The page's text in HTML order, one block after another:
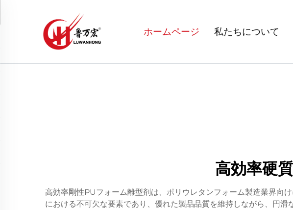
ホームページ 私たちについて
高効率硬
高効率剛性PUフォーム離型剤は、ポリウレタンフォーム製造業界向
における不可欠な要素であり、優れた製品品質を維持しながら、円